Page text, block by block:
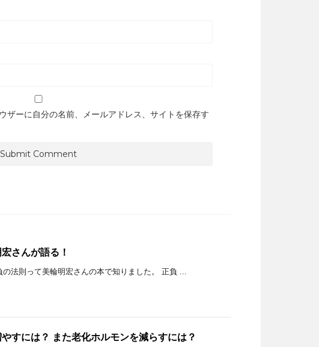
ザーに自分の名前、メールアドレス、サイトを保存す
さんが語る！
法則って美輪明宏さんの本で知りました。 正負 ...
すには？ また老化ホルモンを減らすには？